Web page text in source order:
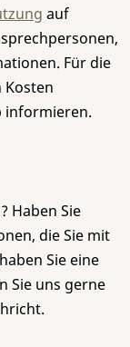
auf
Für die
informieren.
Haben Sie
die Sie mit
Sie eine
Sie uns gerne